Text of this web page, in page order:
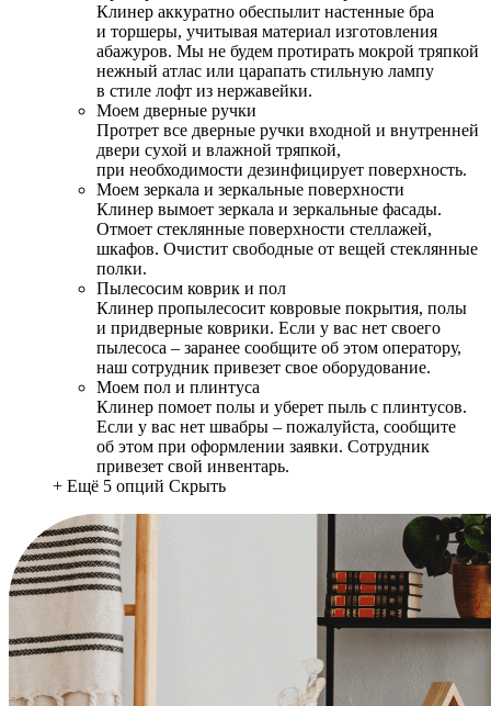
Клинер аккуратно обеспылит настенные бра
и торшеры, учитывая материал изготовления
абажуров. Мы не будем протирать мокрой тряпкой
нежный атлас или царапать стильную лампу
в стиле лофт из нержавейки.
Моем дверные ручки
Протрет все дверные ручки входной и внутренней
двери сухой и влажной тряпкой,
при необходимости дезинфицирует поверхность.
Моем зеркала и зеркальные поверхности
Клинер вымоет зеркала и зеркальные фасады.
Отмоет стеклянные поверхности стеллажей,
шкафов. Очистит свободные от вещей стеклянные
полки.
Пылесосим коврик и пол
Клинер пропылесосит ковровые покрытия, полы
и придверные коврики. Если у вас нет своего
пылесоса – заранее сообщите об этом оператору,
наш сотрудник привезет свое оборудование.
Моем пол и плинтуса
Клинер помоет полы и уберет пыль с плинтусов.
Если у вас нет швабры – пожалуйста, сообщите
об этом при оформлении заявки. Сотрудник
привезет свой инвентарь.
+ Ещё 5 опций Скрыть